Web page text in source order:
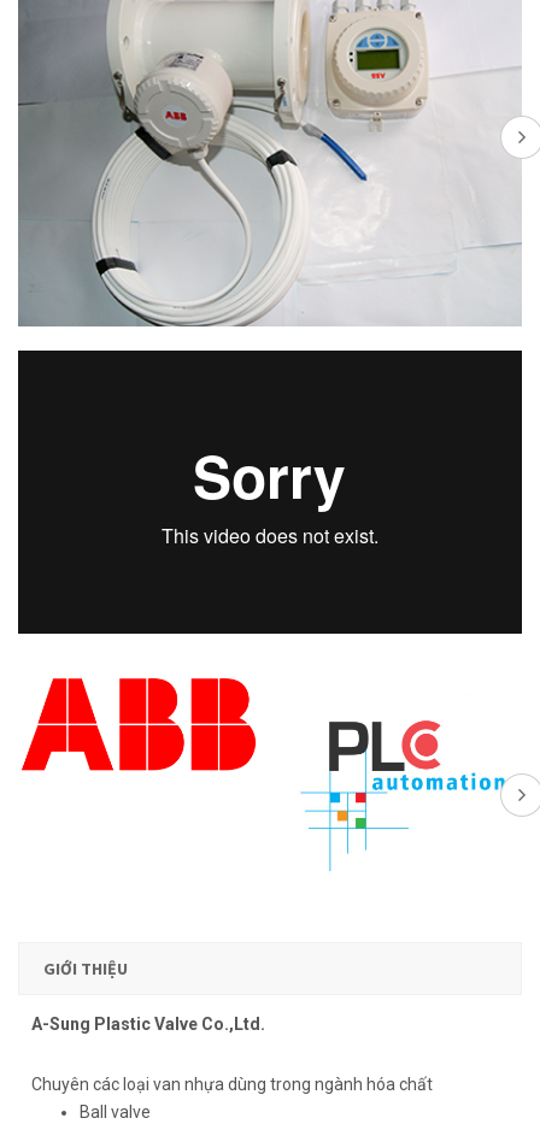
GIỚI THIỆU
A-Sung Plastic Valve Co.,Ltd.
Chuyên các loại van nhựa dùng trong ngành hóa chất
Ball valve